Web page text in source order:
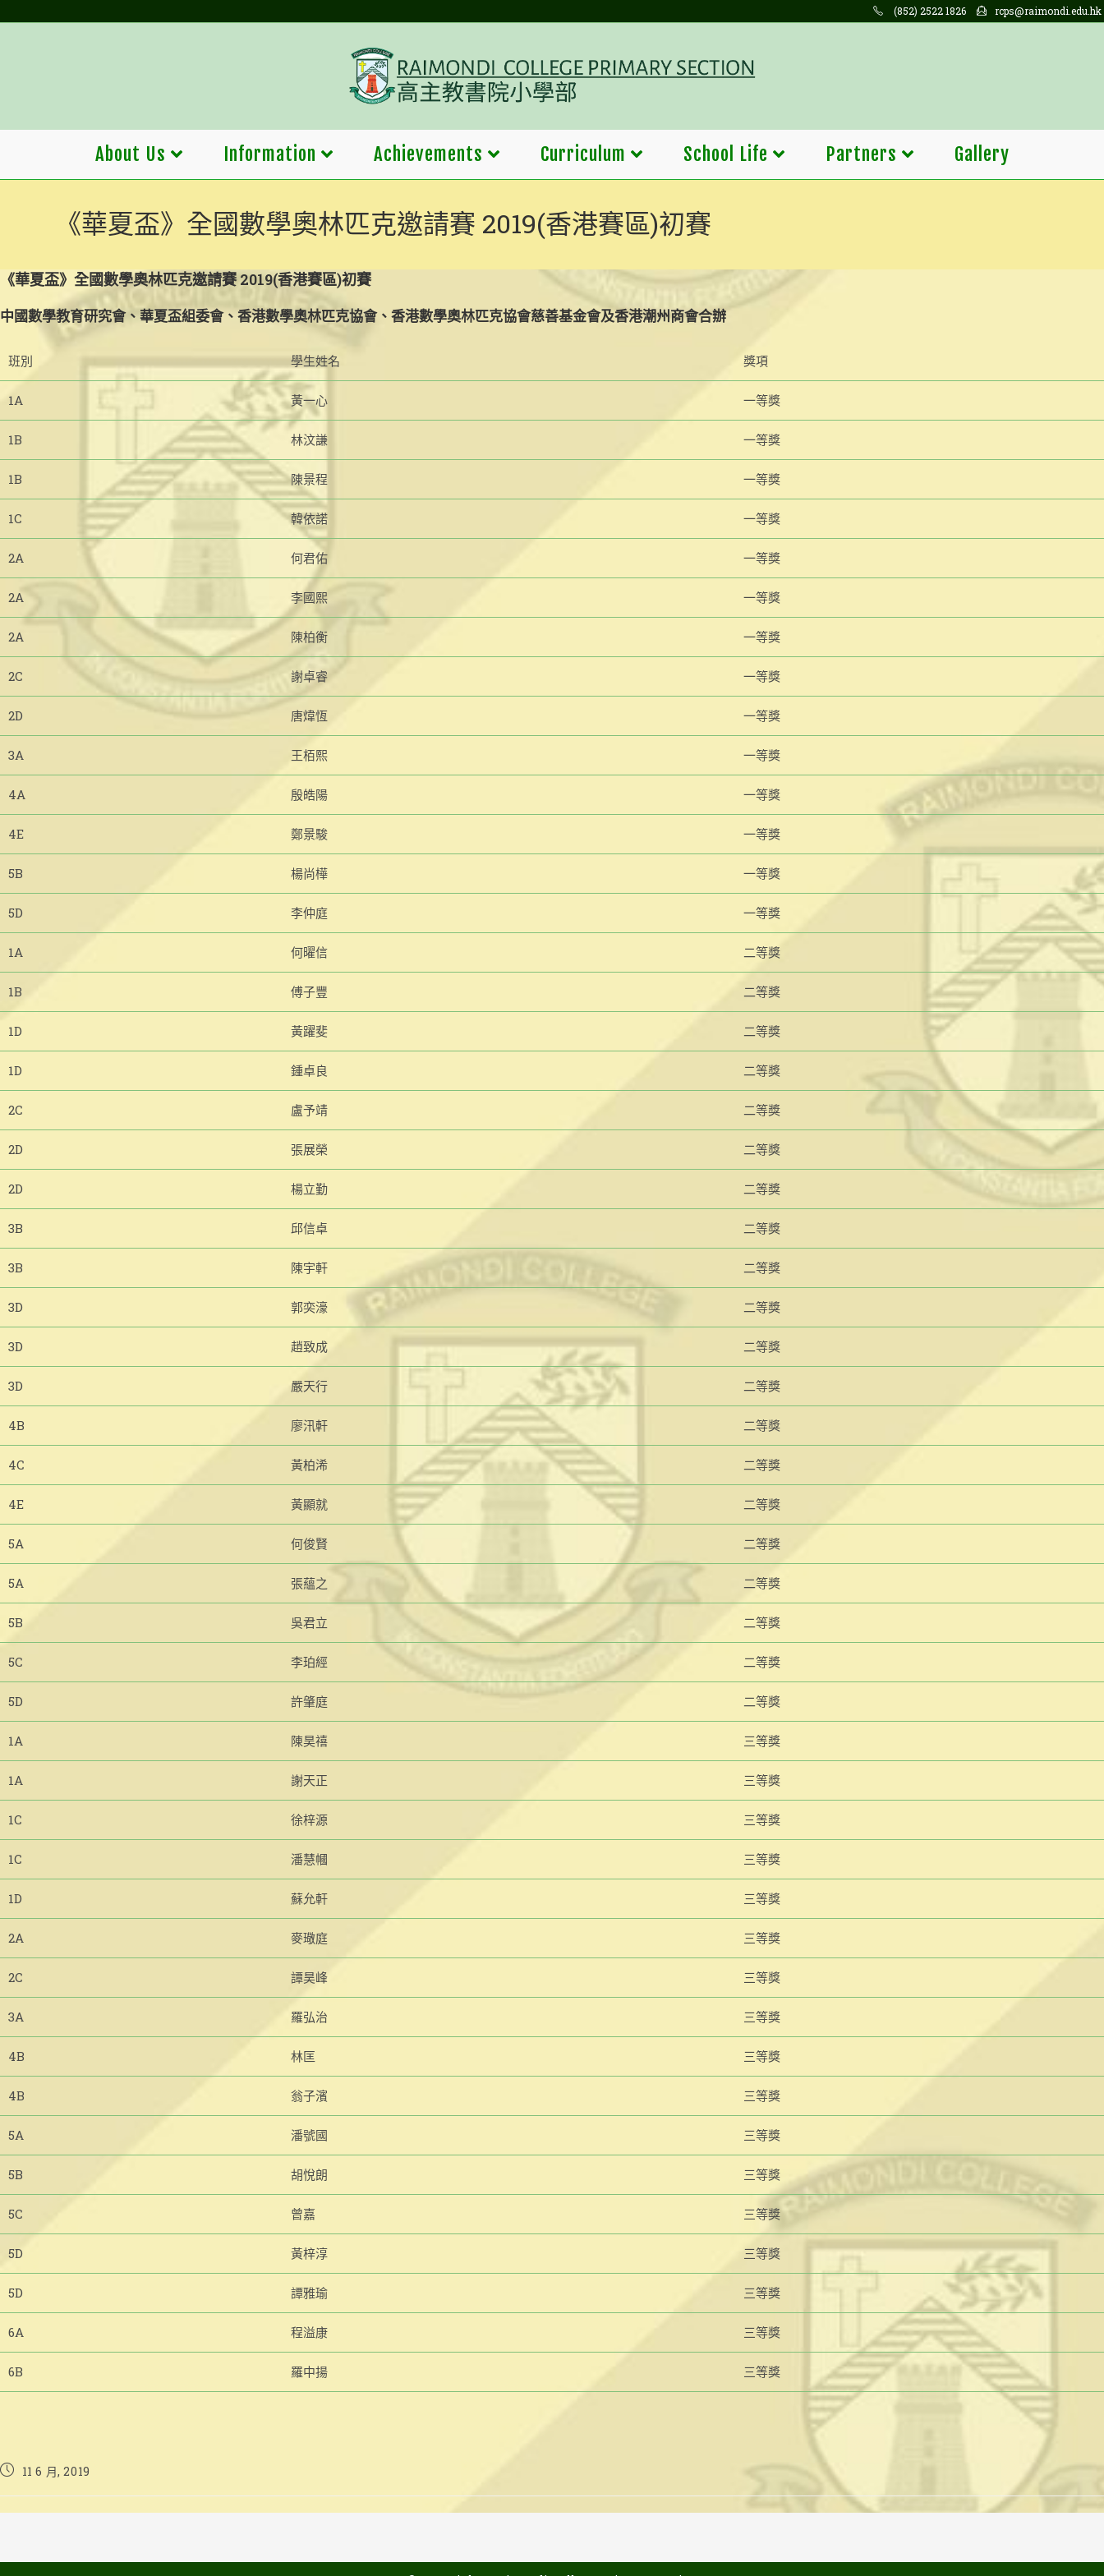
(852) 2522 1826 rcps@raimondi.edu.hk
About Us Information Achievements Curriculum School Life Partners Gallery
《華夏盃》全國數學奧林匹克邀請賽 2019(香港賽區)初賽
《華夏盃》全國數學奧林匹克邀請賽 2019(香港賽區)初賽
中國數學教育研究會、華夏盃組委會、香港數學奧林匹克協會、香港數學奧林匹克協會慈善基金會及香港潮州商會合辦
班別 學生姓名 獎項
1A 黃一心 一等獎
1B 林汶謙 一等獎
1B 陳景程 一等獎
1C 韓依諾 一等獎
2A 何君佑 一等獎
2A 李國熙 一等獎
2A 陳柏衡 一等獎
2C 謝卓睿 一等獎
2D 唐煒恆 一等獎
3A 王栢熙 一等獎
4A 殷皓陽 一等獎
4E 鄭景駿 一等獎
5B 楊尚樺 一等獎
5D 李仲庭 一等獎
1A 何曜信 二等獎
1B 傅子豐 二等獎
1D 黃躍斐 二等獎
1D 鍾卓良 二等獎
2C 盧予靖 二等獎
2D 張展榮 二等獎
2D 楊立勤 二等獎
3B 邱信卓 二等獎
3B 陳宇軒 二等獎
3D 郭奕濠 二等獎
3D 趙致成 二等獎
3D 嚴天行 二等獎
4B 廖汛軒 二等獎
4C 黃柏浠 二等獎
4E 黃顯就 二等獎
5A 何俊賢 二等獎
5A 張蘊之 二等獎
5B 吳君立 二等獎
5C 李珀經 二等獎
5D 許肇庭 二等獎
1A 陳昊禧 三等獎
1A 謝天正 三等獎
1C 徐梓源 三等獎
1C 潘慧幗 三等獎
1D 蘇允軒 三等獎
2A 麥璥庭 三等獎
2C 譚昊峰 三等獎
3A 羅弘治 三等獎
4B 林匡 三等獎
4B 翁子濱 三等獎
5A 潘號國 三等獎
5B 胡悅朗 三等獎
5C 曾嘉 三等獎
5D 黃梓淳 三等獎
5D 譚雅瑜 三等獎
6A 程溢康 三等獎
6B 羅中揚 三等獎
Post11 6 月, 2019